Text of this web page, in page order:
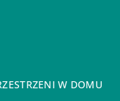
W DOMU